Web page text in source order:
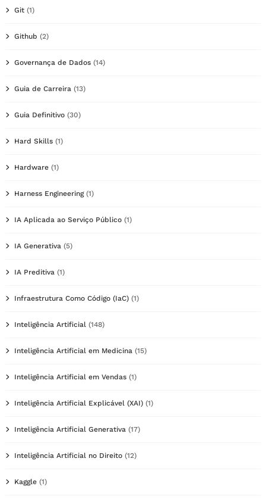
Git (1)
Github (2)
Governança de Dados (14)
Guia de Carreira (13)
Guia Definitivo (30)
Hard Skills (1)
Hardware (1)
Harness Engineering(1)
IA Aplicada ao Serviço Público (1)
IA Generativa (5)
IA Preditiva (1)
Infraestrutura Como Código (IaC) (1)
Inteligência Artificial (148)
Inteligência Artificial em Medicina (15)
Inteligência Artificial em Vendas (1)
Inteligência Artificial Explicável (XAI) (1)
Inteligência Artificial Generativa (17)
Inteligência Artificial no Direito (12)
Kaggle (1)